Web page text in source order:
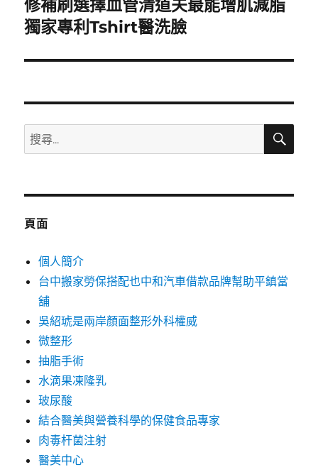
下
一
文
修補刷選擇血管清道夫最能增肌減脂
獨家專利Tshirt醫洗臉
搜
尋
鍵
搜
頁面
個人簡介
台中搬家勞保搭配也中和汽車借款品牌幫助平鎮當
舖
吳紹琥是兩岸顏面整形外科權威
微整形
抽脂手術
水滴果凍隆乳
玻尿酸
結合醫美與營養科學的保健食品專家
肉毒杆菌注射
醫美中心